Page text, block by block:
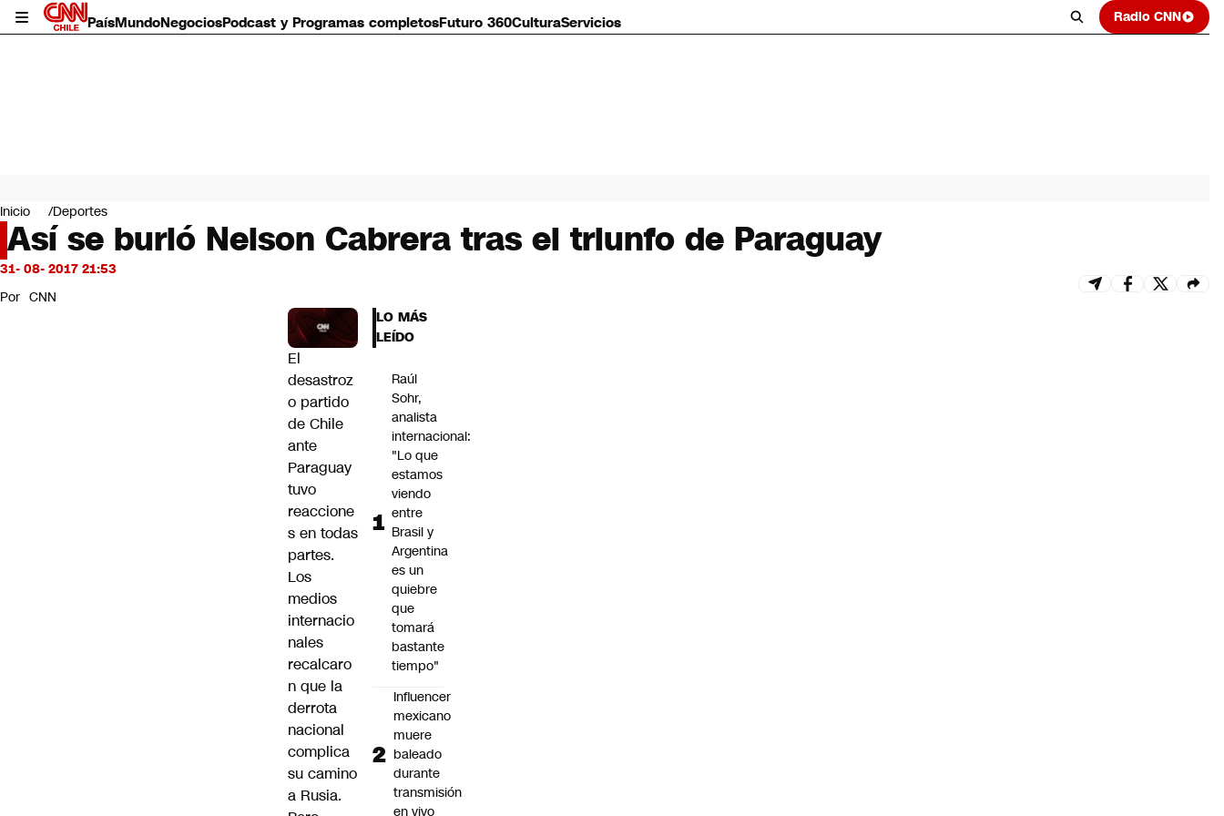
PaísMundoNegociosPodcast y Programas completosFuturo 360CulturaServicios Radio CNN
Mundo
Negocios
Deportes
Programas completos
Servicios
Inicio Deportes
Así se burló Nelson Cabrera tras el triunfo de Paraguay
31- 08- 2017 21:53
Por CNN
El
desastroz
o partido
de Chile
ante
Paraguay
tuvo
reaccione
s en todas
partes.
Los
medios
internacio
nales
recalcaro
n que la
derrota
nacional
complica
su camino
a Rusia.
LO MÁS
LEÍDO
Raúl
Sohr,
analista
internacional:
"Lo que
estamos
viendo
entre
Brasil y
Argentina
es un
quiebre
que
tomará
bastante
tiempo"
Influencer
mexicano
muere
baleado
durante
transmisión
en vivo